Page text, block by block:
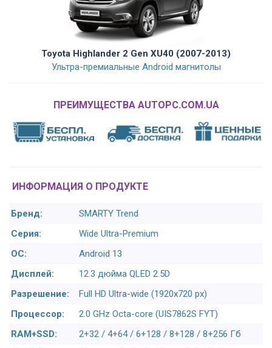
Toyota Highlander 2 Gen XU40 (2007-2013)
Ультра-премиальные Android магнитолы
ПРЕИМУЩЕСТВА AUTOPC.COM.UA
ИНФОРМАЦИЯ О ПРОДУКТЕ
Бренд:
SMARTY Trend
Серия:
Wide Ultra-Premium
ОС:
Android 13
Дисплей:
12.3 дюйма QLED 2.5D
Разрешение:
Full HD Ultra-wide (1920x720 px)
Процессор:
2.0 GHz Octa-core (UIS7862S FYT)
RAM+SSD:
2+32 / 4+64 / 6+128 / 8+128 / 8+256 Гб